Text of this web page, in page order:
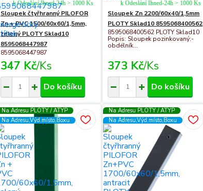
Sloupek čtyřhranný PILOFOR
Zn + PVC 1500/60x60/1,5mm,
zelený PLOTY Sklad10
8595068447987
8595068447987
347 Kč/Ks
k Odeslání Ihned-24h > 1000 Ks
Do košíku
Sloupek Zn 2200/60x40/1,5mm
PLOTY Sklad10 8595068400562
8595068400562 PLOTY Sklad10
Popis: Sloupek pozinkovaný:-
obdélník...
373 Kč/Ks
k Odeslání Ihned-24h > 1000 Ks
Do košíku
Na Adresu PLOTY / ATYP
Na Adresu,Výd.místo,Boxu
Na Adresu PLOTY / ATYP
Na Adresu,Výd.místo,Boxu